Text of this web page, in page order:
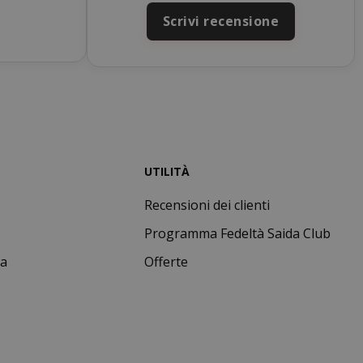
Scrivi recensione
UTILITÀ
Recensioni dei clienti
Programma Fedeltà Saida Club
Offerte